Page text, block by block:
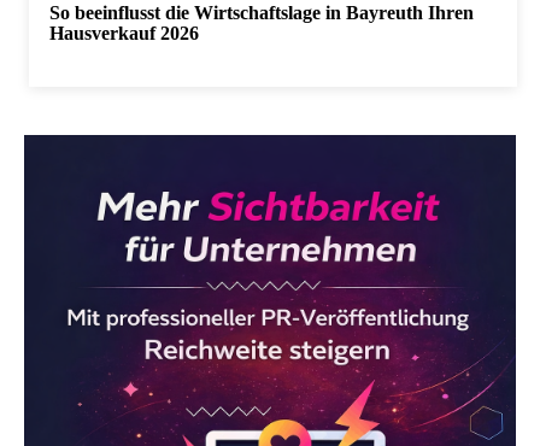
So beeinflusst die Wirtschaftslage in Bayreuth Ihren
Hausverkauf 2026